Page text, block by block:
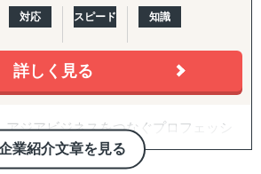
入関税などの複雑な規制を把握するの
ィング戦略や販売チャネルを見つけ出
パートナー探しや信頼できるサプライ
習、文化を把握できていない」
業リソース・ノウハウが社内にない
ナー・代理店をどう探せばよいかわか
ECに出したいが、出品・運用のノウ
相談できる相手が社内にいない
対応 スピード 知識
詳しく見る
業紹介文章を見る
アジアビジネスをつなぐプロフェッシ
式会社は「貿易を通じて人と人をつな